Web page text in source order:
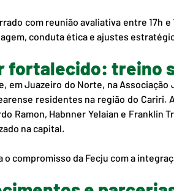
com reunião avaliativa entre 17h
conduta ética e ajustes
fortalecido: treino
em Juazeiro do Norte, na
residentes na região do
Ramon, Habnner Yelaian e Franklin
na capital.
o compromisso da Fecju com a